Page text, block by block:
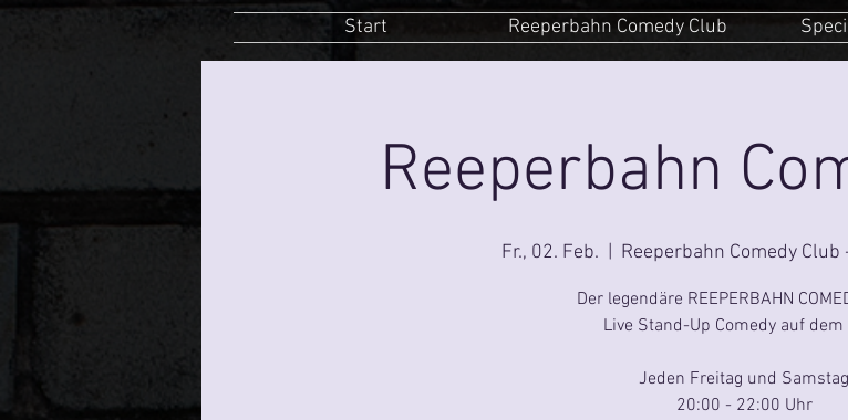
Start Reeperbahn Comedy Club
Reeperbahn
Fr., 02. Feb. Reeperbahn Comedy
Der legendäre REEPERBAHN
Live Stand-Up Comedy auf dem
Jeden Freitag und Samstag
20:00 - 22:00 Uhr